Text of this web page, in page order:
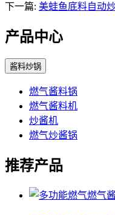
下一篇: 美蛙鱼底料自动
产品中心
酱料炒锅
燃气酱料锅
燃气酱料机
炒酱机
燃气炒酱锅
推荐产品